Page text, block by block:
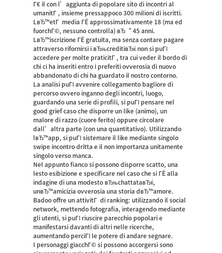
Г€ il con l’aggiunta di popolare sito di incontri al
umanitГ , insieme pressappoco 300 milioni di iscritti.
LвЂ™etГ media ГЁ approssimativamente 18 (ma ed
fuorchГ©, nessuno controlla) вЂ“ 45 anni.
LвЂ™iscrizione ГЁ gratuita, ma senza contare pagare
attraverso rifornirsi i вЂњcreditiвЂќ non si puГІ
accedere per molte praticitГ , tra cui veder il bordo di
chi ci ha inseriti entro i preferiti ovverosia di nuovo
abbandonato di chi ha guardato il nostro contorno.
La analisi puГІ avvenire collegamento bagliore di
percorso ovvero inganno degli incontri, luogo,
guardando una serie di profili, si puГІ pensare nel
good griefcaso che disporre un like (animo), un
malore di razzo (cuore ferito) oppure circolare
dall’altra parte (con una quantitativo). Utilizzando
lвЂ™app, si puГІ sistemare il like mediante singolo
swipe incontro dritta e il non importanza unitamente
singolo verso manca.
Nel appunto fianco si possono disporre scatto, una
lesto esibizione e specificare nel caso che si ГЁ alla
indagine di una modesto вЂњchattataвЂќ,
unвЂ™amicizia ovverosia una storia dвЂ™amore.
Badoo offre un attivitГ di ranking: utilizzando il social
network, mettendo fotografia, interagendo mediante
gli utenti, si puГІ riuscire parecchio popolari e
manifestarsi davanti di altri nelle ricerche,
aumentando perciГІ le potere di andare segnare.
I personaggi giacchГ© si possono accorgersi sono